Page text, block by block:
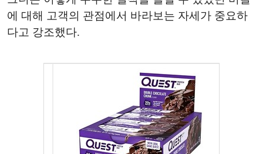
에 대해 고객의 관점에서 바라보는 자세가 중요하
다고 강조했다.